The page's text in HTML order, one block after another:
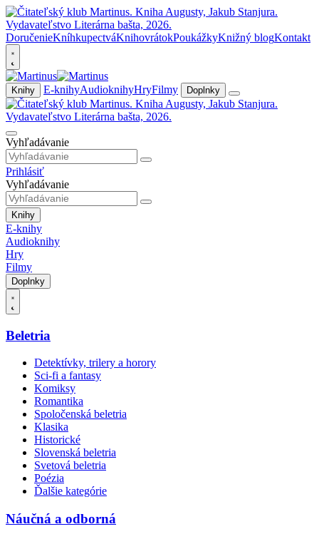
DoručenieKníhkupectváKnihovrátokPoukážkyKnižný blogKontakt
Knihy E-knihyAudioknihyHryFilmy Doplnky
Vyhľadávanie
Prihlásiť
Vyhľadávanie
Knihy
E-knihy
Audioknihy
Hry
Filmy
Doplnky
Beletria
Detektívky, trilery a horory
Sci-fi a fantasy
Komiksy
Romantika
Spoločenská beletria
Klasika
Historické
Slovenská beletria
Svetová beletria
Poézia
Ďalšie kategórie
Náučná a odborná